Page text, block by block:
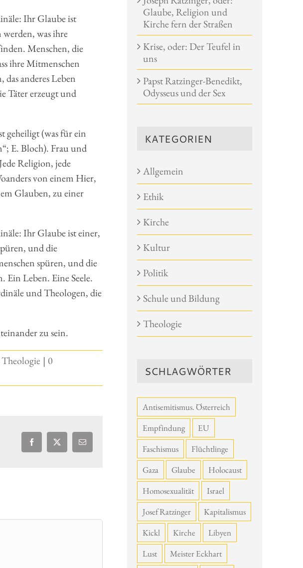
Ihr Glaube ist
werden, was ihre
Menschen, die
ihre Mitmenschen
anderes Leben
Täter erzeugt und
geheiligt (was für ein
E. Bloch). Frau und
Religion, jede
von einem Hier,
Glauben, zu einer
Ihr Glaube ist einer,
und die
spüren, und die
Ein Leben. Eine Seele.
und Theologen, die
zu sein.
Theologie | 0
Facebook
X
E-
Mail
Glaube, Religion und
Kirche fern der Straßen
Krise, oder: Der Teufel in
uns
Papst Ratzinger-Benedikt,
Odysseus und der Sex
KATEGORIEN
Allgemein
Ethik
Kirche
Kultur
Politik
Schule und Bildung
Theologie
SCHLAGWÖRTER
Antisemitismus. Österreich
Empfindung
EU
Faschismus
Flüchtlinge
Gaza
Glaube
Holocaust
Homosexualität
Israel
Josef Ratzinger
Kapitalismus
Kickl
Kirche
Libyen
Lust
Meister Eckhart